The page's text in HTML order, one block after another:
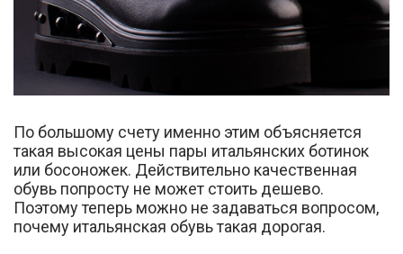
По большому счету именно этим объясняется
такая высокая цены пары итальянских ботинок
или босоножек. Действительно качественная
обувь попросту не может стоить дешево.
Поэтому теперь можно не задаваться вопросом,
почему итальянская обувь такая дорогая.